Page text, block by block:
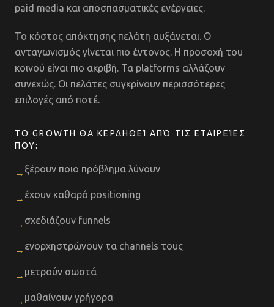
paid media και αποσπασματικές ενέργειες.
Το κόστος απόκτησης πελάτη αυξάνεται. Ο
ανταγωνισμός γίνεται πιο έντονος. Η προσοχή του
κοινού είναι πιο ακριβή. Τα platforms αλλάζουν
συνεχώς. Οι πελάτες συγκρίνουν περισσότερες
επιλογές από ποτέ.
ΤΟ GROWTH ΘΑ ΚΕΡΔΗΘΕΊ ΑΠΌ ΤΙΣ ΕΤΑΙΡΕΊΕΣ
ΠΟΥ:
→ ξέρουν ποιο πρόβλημα λύνουν
→ έχουν καθαρό positioning
→ σχεδιάζουν funnels
→ ενορχηστρώνουν τα channels τους
→ μετρούν σωστά
→ μαθαίνουν γρήγορα